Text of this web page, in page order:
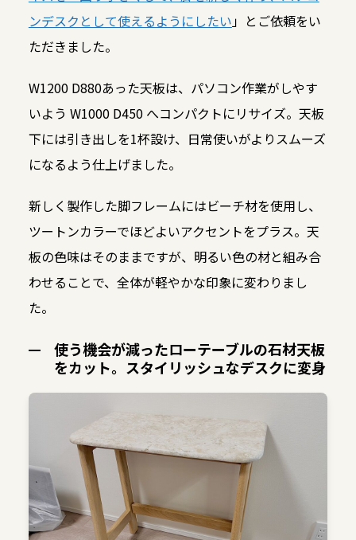
ンデスクとして使えるようにしたい」とご依頼をい
ただきました。
W1200 D880あった天板は、パソコン作業がしやす
いよう W1000 D450 へコンパクトにリサイズ。天板
下には引き出しを1杯設け、日常使いがよりスムーズ
になるよう仕上げました。
新しく製作した脚フレームにはビーチ材を使用し、
ツートンカラーでほどよいアクセントをプラス。天
板の色味はそのままですが、明るい色の材と組み合
わせることで、全体が軽やかな印象に変わりまし
た。
使う機会が減ったローテーブルの石材天板
をカット。スタイリッシュなデスクに変身